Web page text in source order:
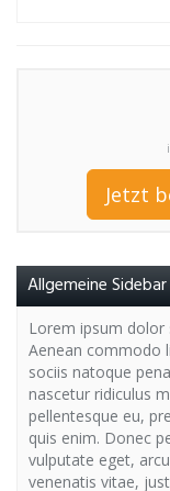
Jetzt
Allgemeine Sidebar
Lorem ipsum dolor
Aenean commodo
sociis natoque
nascetur ridiculus
pellentesque eu,
quis enim. Donec
vulputate eget,
venenatis vitae,